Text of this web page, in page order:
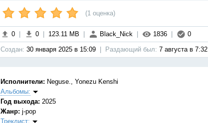
(1 оценка)
0 0 123.11 MB Black_Nick 1836 0
Cоздан: 30 января 2025 в 15:09 Раздающий был: 7 августа в 7:32
Исполнители: Neguse., Yonezu Kenshi
Альбомы:
Год выхода: 2025
Жанр: j-pop
Треклист: